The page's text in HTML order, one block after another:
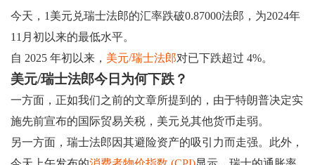
今天，1美元兑瑞士法郎的汇率跌破0.87000法郎，为2024年
11月初以来的最低水平。
自 2025 年初以来， 美元/瑞士法郎对已下跌超过 4%。
美元/瑞士法郎今日为何下跌？
一方面，正如我们之前的文章所提到的，由于特朗普决定实
施先前宣布的国际贸易关税，美元兑其他货币走弱。
另一方面，瑞士法郎因其避险资产的吸引力而走强。此外，